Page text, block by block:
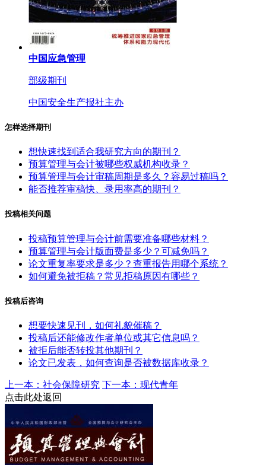
中国应急管理
部级期刊
中国安全生产报社主办
怎样选择期刊
想快速找到适合我研究方向的期刊？
预算管理与会计被哪些权威机构收录？
预算管理与会计审稿周期是多久？容易过稿吗？
能否推荐审稿快、录用率高的期刊？
投稿相关问题
投稿预算管理与会计前需要准备哪些材料？
预算管理与会计版面费是多少？可减免吗？
论文重复率要求是多少？查重报告用哪个系统？
如何避免被拒稿？常见拒稿原因有哪些？
投稿后咨询
想要快速见刊，如何礼貌催稿？
投稿后还能修改作者单位或其它信息吗？
被拒后能否转投其他期刊？
论文已发表，如何查询是否被数据库收录？
上一本：社会保障研究 下一本：现代青年
点击此处返回